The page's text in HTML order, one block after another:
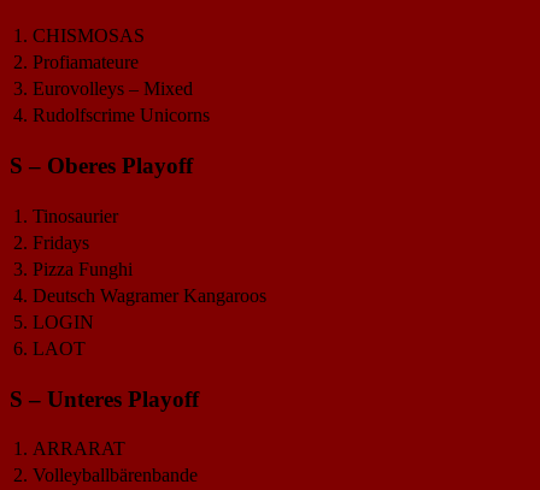
1. CHISMOSAS
2. Profiamateure
3. Eurovolleys – Mixed
4. Rudolfscrime Unicorns
S – Oberes Playoff
1. Tinosaurier
2. Fridays
3. Pizza Funghi
4. Deutsch Wagramer Kangaroos
5. LOGIN
6. LAOT
S – Unteres Playoff
1. ARRARAT
2. Volleyballbärenbande